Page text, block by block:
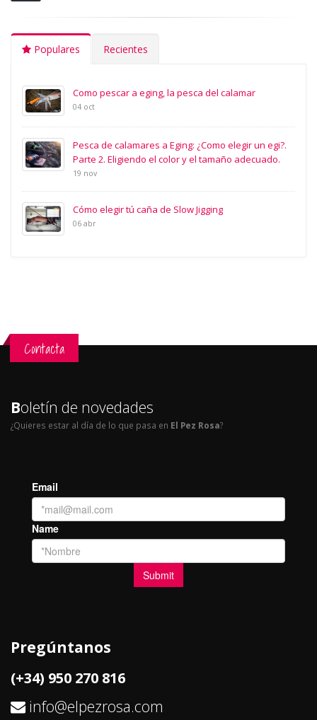
Populares Recientes
Como pescar a eging, la pesca del calamar
04 oct
Pesca de calamares a Eging: ¿Como elegir un egi?.
Parte 2. Eligiendo el color y el tamaño adecuado.
19 nov
Cómo elegir tú caña de Slow Jigging
06 abr
Contacta
Boletín de novedades
¿Quieres estar al día de lo que pasa en El Pez Rosa?
Pregúntanos
(+34) 950 270 816
info@elpezrosa.com